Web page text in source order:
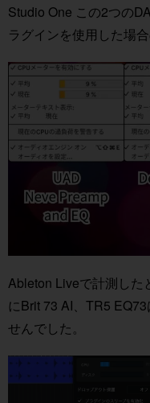
Studio One この2つの
ラグインを使用した場
Ableton Liveで計測した
にBrit 73 AI、TR5
せんでした。